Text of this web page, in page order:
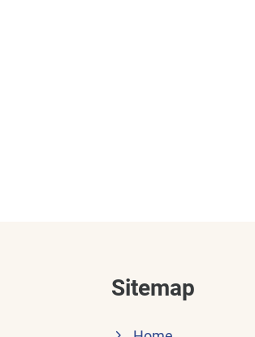
Sitemap